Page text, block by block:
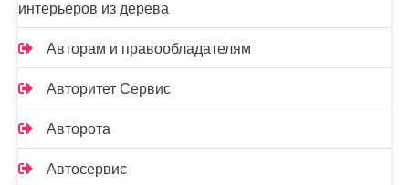
интерьеров из дерева
Авторам и правообладателям
Авторитет Сервис
Авторота
Автосервис